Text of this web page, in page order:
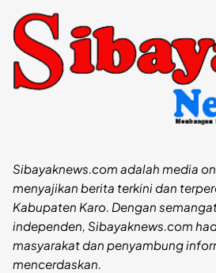
Sibayaknews.com adalah media
menyajikan berita terkini dan
Kabupaten Karo. Dengan
independen, Sibayaknews.com
masyarakat dan penyambung
mencerdaskan.